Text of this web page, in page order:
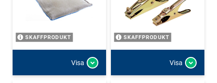
SKAFFPRODUKT
Visa
SKAFFPRODUKT
Visa